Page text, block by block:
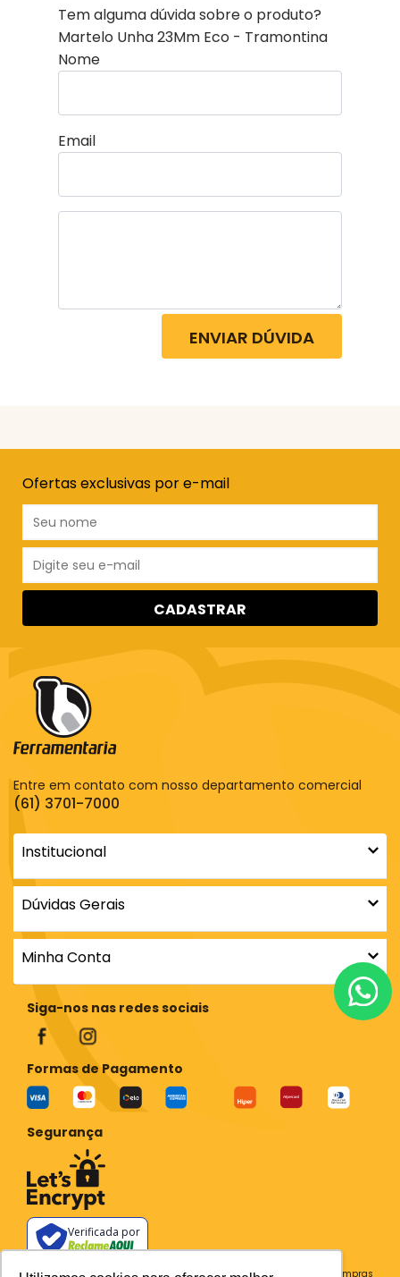
Tem alguma dúvida sobre o produto?
Martelo Unha 23Mm Eco - Tramontina
Nome
Email
ENVIAR DÚVIDA
Ofertas exclusivas por e-mail
CADASTRAR
Entre em contato com nosso departamento comercial
(61) 3701-7000
Institucional
Dúvidas Gerais
Minha Conta
Siga-nos nas redes sociais
Formas de Pagamento
Segurança
Verificada por
Todos os preços e condições deste site são válidos apenas para compras